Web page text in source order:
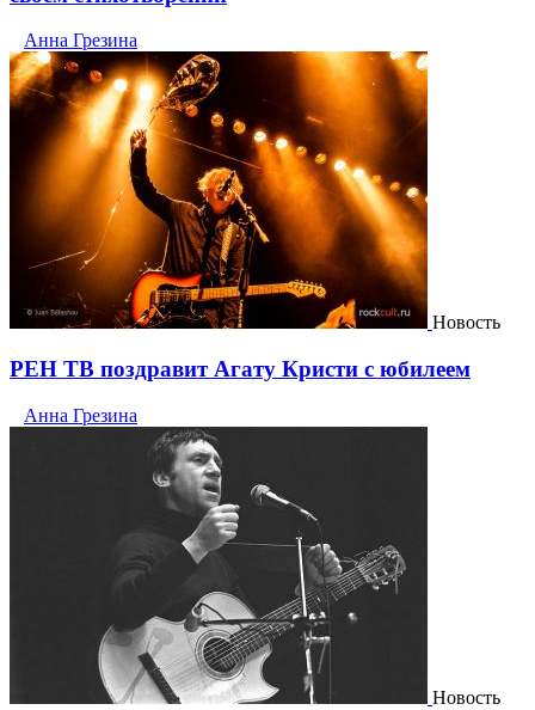
Анна Грезина
Новость
РЕН ТВ поздравит Агату Кристи с юбилеем
Анна Грезина
Новость